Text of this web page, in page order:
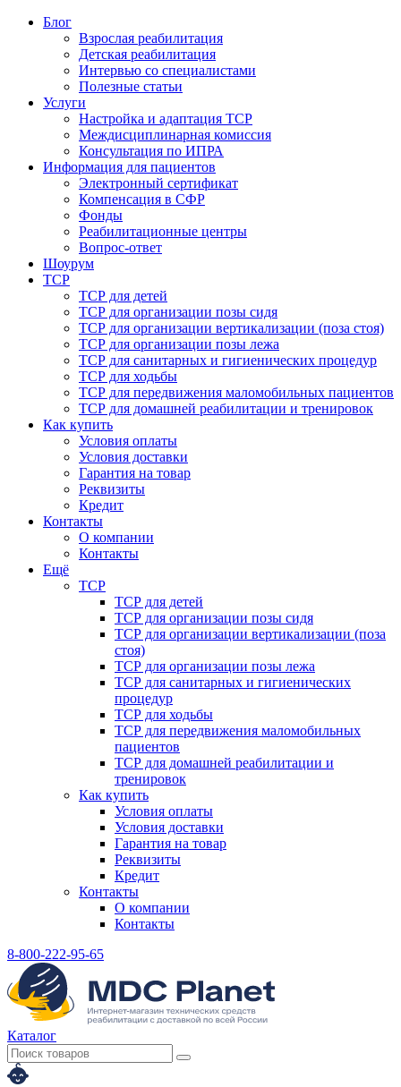
Блог
Взрослая реабилитация
Детская реабилитация
Интервью со специалистами
Полезные статьи
Услуги
Настройка и адаптация ТСР
Междисциплинарная комиссия
Консультация по ИПРА
Информация для пациентов
Электронный сертификат
Компенсация в СФР
Фонды
Реабилитационные центры
Вопрос-ответ
Шоурум
ТСР
ТСР для детей
ТСР для организации позы сидя
ТСР для организации вертикализации (поза стоя)
ТСР для организации позы лежа
ТСР для санитарных и гигиенических процедур
ТСР для ходьбы
ТСР для передвижения маломобильных пациентов
ТСР для домашней реабилитации и тренировок
Как купить
Условия оплаты
Условия доставки
Гарантия на товар
Реквизиты
Кредит
Контакты
О компании
Контакты
Ещё
ТСР
ТСР для детей
ТСР для организации позы сидя
ТСР для организации вертикализации (поза
стоя)
ТСР для организации позы лежа
ТСР для санитарных и гигиенических
процедур
ТСР для ходьбы
ТСР для передвижения маломобильных
пациентов
ТСР для домашней реабилитации и
тренировок
Как купить
Условия оплаты
Условия доставки
Гарантия на товар
Реквизиты
Кредит
Контакты
О компании
Контакты
8-800-222-95-65
Каталог